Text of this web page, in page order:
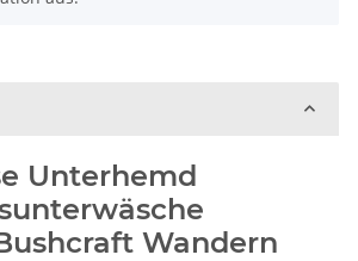
Unterhemd
Wandern